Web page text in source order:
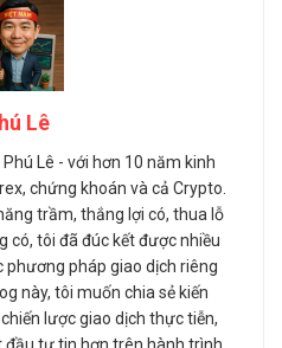
Lê
Lê - với hơn 10 năm kinh
chứng khoán và cả Crypto.
trầm, thắng lợi có, thua lỗ
có, tôi đã đúc kết được nhiều
phương pháp giao dịch riêng
này, tôi muốn chia sẻ kiến
lược giao dịch thực tiễn,